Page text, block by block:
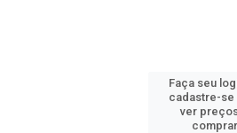
Faça seu
cadastre-se
ver
comprar